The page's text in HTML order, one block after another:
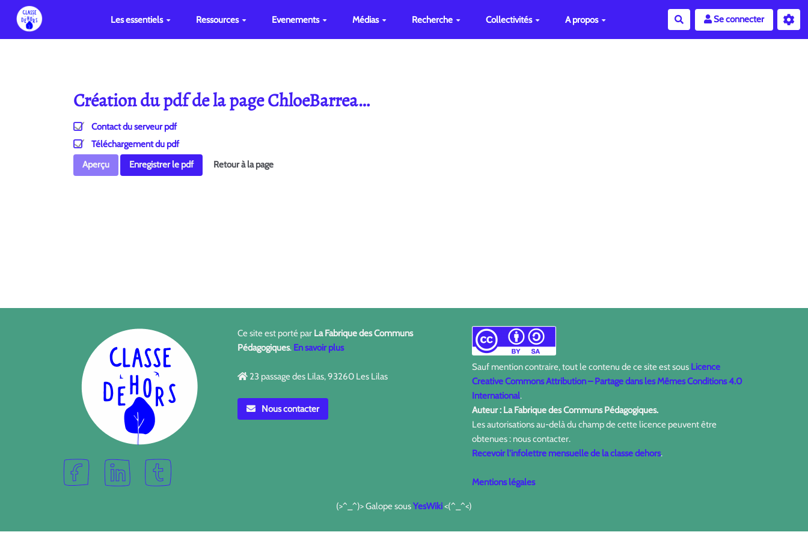
Les essentiels Ressources Evenements Médias Recherche Collectivités A propos RechercherSe connecter
Création du pdf de la page ChloeBarrea…
Contact du serveur pdf
Téléchargement du pdf
Aperçu
Enregistrer le pdf Retour à la page
Ce site est porté par La Fabrique des Communs
Pédagogiques. En savoir plus
23 passage des Lilas, 93260 Les Lilas
Nous contacter
Sauf mention contraire, tout le contenu de ce site est sous Licence
Creative Commons Attribution – Partage dans les Mêmes Conditions 4.0
International.
Auteur : La Fabrique des Communs Pédagogiques.
Les autorisations au-delà du champ de cette licence peuvent être
obtenues : nous contacter.
Recevoir l'infolettre mensuelle de la classe dehors.
Mentions légales
(>^_^)> Galope sousYesWiki<(^_^<)